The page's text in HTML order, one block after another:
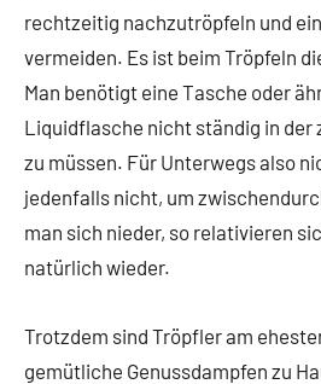
rechtzeitig nachzutröpfeln und
vermeiden. Es ist beim Tröpfeln
Man benötigt eine Tasche oder
Liquidflasche nicht ständig in der
zu müssen. Für Unterwegs also
jedenfalls nicht, um
man sich nieder, so relativieren
natürlich wieder.
Trotzdem sind Tröpfler am
gemütliche Genussdampfen zu